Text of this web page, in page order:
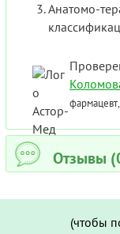
Анатомо-
Отзывы
(чтобы